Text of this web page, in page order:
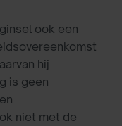
ook een
hij
is geen
niet met de